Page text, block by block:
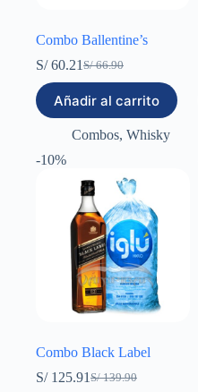
Combo Ballentine’s
S/66.90
El
original
era:
S/ 66.90.
S/60.21El
actual
es:
S/ 60.21.
Añadir al carrito
Combos, Whisky
-10%
Combo Black Label
S/139.90
El
S/125.91El